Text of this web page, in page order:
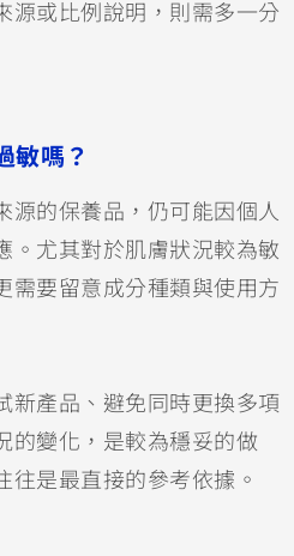
源或比例說明，則需多一分
敏嗎？
源的保養品，仍可能因個人
。尤其對於肌膚狀況較為敏
需要留意成分種類與使用方
新產品、避免同時更換多項
的變化，是較為穩妥的做
往是最直接的參考依據。